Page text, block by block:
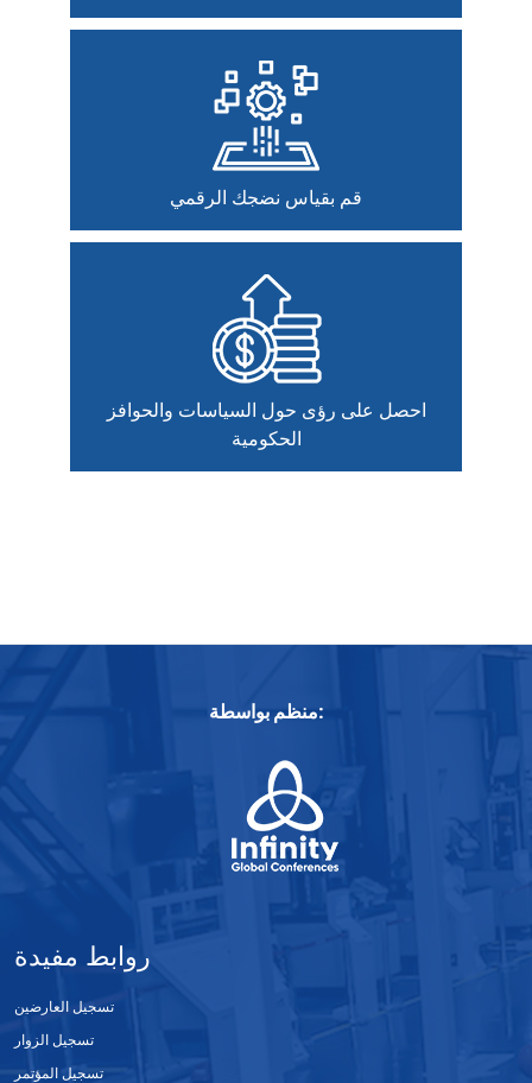
قم بقياس نضجك الرقمي
احصل على رؤى حول السياسات والحوافز
الحكومية
منظم بواسطة:
روابط مفيدة
تسجيل العارضين
تسجيل الزوار
تسجيل المؤتمر